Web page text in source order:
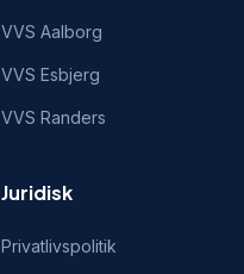
VVS Aalborg
VVS Esbjerg
VVS Randers
Juridisk
Privatlivspolitik